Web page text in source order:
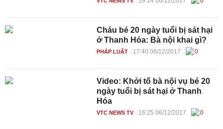
Cháu bé 20 ngày tuổi bị sát hại
ở Thanh Hóa: Bà nội khai gì?
PHÁP LUẬT 17:40 06/12/2017 0
Video: Khởi tố bà nội vụ bé 20
ngày tuổi bị sát hại ở Thanh
Hóa
VTC NEWS TV 16:25 06/12/2017 0